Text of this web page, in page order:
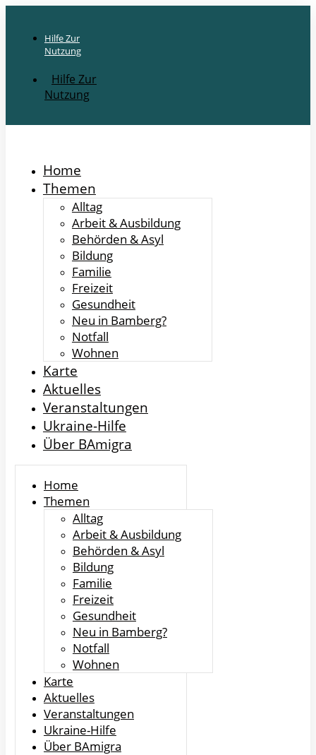
Hilfe Zur
Nutzung
Hilfe Zur
Nutzung
Home
Themen
Alltag
Arbeit & Ausbildung
Behörden & Asyl
Bildung
Familie
Freizeit
Gesundheit
Neu in Bamberg?
Notfall
Wohnen
Karte
Aktuelles
Veranstaltungen
Ukraine-Hilfe
Über BAmigra
Home
Themen
Alltag
Arbeit & Ausbildung
Behörden & Asyl
Bildung
Familie
Freizeit
Gesundheit
Neu in Bamberg?
Notfall
Wohnen
Karte
Aktuelles
Veranstaltungen
Ukraine-Hilfe
Über BAmigra